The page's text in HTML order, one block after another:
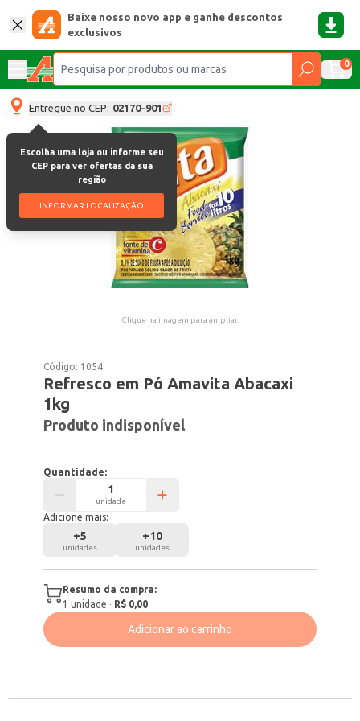
Baixe nosso novo app e ganhe descontos
exclusivos
0
Entregue no CEP: 02170-901
Escolha uma loja ou informe seu
CEP para ver ofertas da sua
região
INFORMAR LOCALIZAÇÃO
Clique na imagem para ampliar.
Código: 1054
Refresco em Pó Amavita Abacaxi
1kg
Produto indisponível
Quantidade:
unidade
Adicione mais:
+5
unidades
+10
unidades
Resumo da compra:
1 unidade · R$ 0,00
Adicionar ao carrinho